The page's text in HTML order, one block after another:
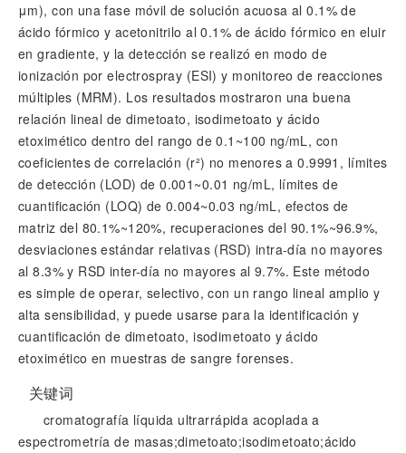
μm), con una fase móvil de solución acuosa al 0.1% de
ácido fórmico y acetonitrilo al 0.1% de ácido fórmico en eluir
en gradiente, y la detección se realizó en modo de
ionización por electrospray (ESI) y monitoreo de reacciones
múltiples (MRM). Los resultados mostraron una buena
relación lineal de dimetoato, isodimetoato y ácido
etoximético dentro del rango de 0.1~100 ng/mL, con
coeficientes de correlación (r²) no menores a 0.9991, límites
de detección (LOD) de 0.001~0.01 ng/mL, límites de
cuantificación (LOQ) de 0.004~0.03 ng/mL, efectos de
matriz del 80.1%~120%, recuperaciones del 90.1%~96.9%,
desviaciones estándar relativas (RSD) intra-día no mayores
al 8.3% y RSD inter-día no mayores al 9.7%. Este método
es simple de operar, selectivo, con un rango lineal amplio y
alta sensibilidad, y puede usarse para la identificación y
cuantificación de dimetoato, isodimetoato y ácido
etoximético en muestras de sangre forenses.
关键词
cromatografía líquida ultrarrápida acoplada a
espectrometría de masas;dimetoato;isodimetoato;ácido